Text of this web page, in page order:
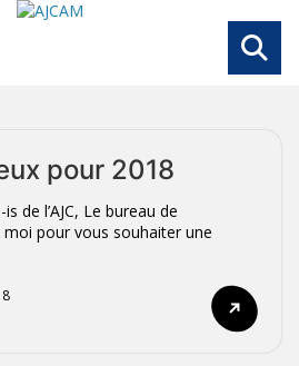
pour 2018
de l’AJC, Le bureau de
moi pour vous souhaiter une
